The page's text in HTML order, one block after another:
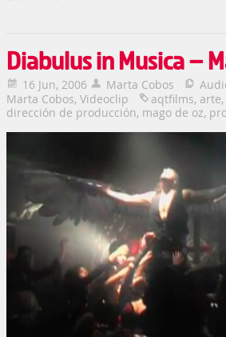
Diabulus in Musica –
16 Jun, 2006 Marta Cobos
Marta Cobos, Videoclip aqtfilms, arte,
dirección de producción, mago de oz,